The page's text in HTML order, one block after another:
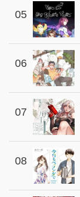
Chapter 130
Chapter 129
Chapter 128
Chapter 127
Chapter 126
Chapter 125
Chapter 124
Chapter 123
Chapter 122
Chapter 121
05
06
07
08